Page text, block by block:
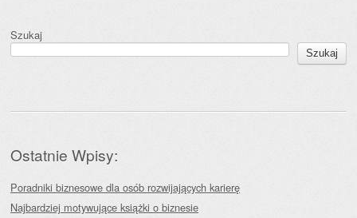
Szukaj
Szukaj
Ostatnie Wpisy:
Poradniki biznesowe dla osób rozwijających karierę
Najbardziej motywujące książki o biznesie